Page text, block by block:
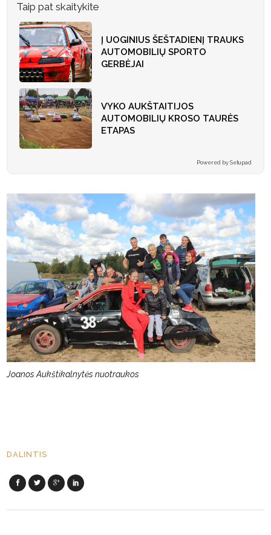
Taip pat skaitykite
Į UOGINIUS ŠEŠTADIENĮ TRAUKS
AUTOMOBILIŲ SPORTO
GERBĖJAI
VYKO AUKŠTAITIJOS
AUTOMOBILIŲ KROSO TAURĖS
ETAPAS
Powered by Setupad
Joanos Aukštikalnytės nuotraukos
DALINTIS